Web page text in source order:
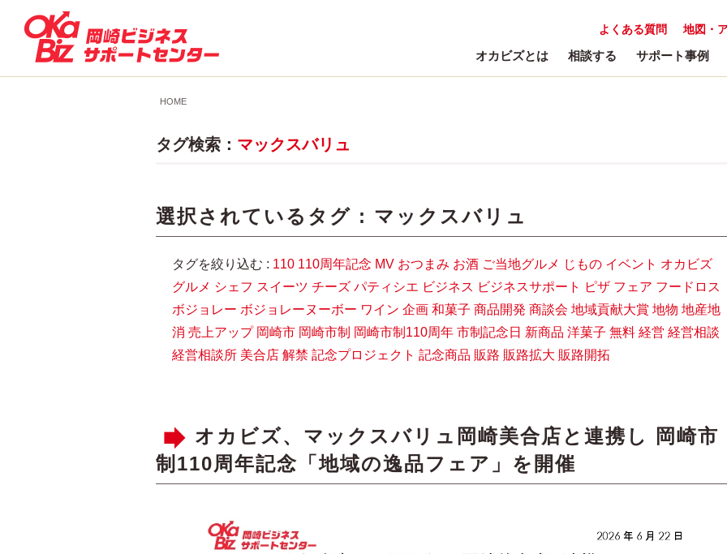
地図・
よくある質問
オカビズとは 相談する サポート事例
HOME
タグ検索： マックスバリュ
選択されているタグ : マックスバリュ
タグを絞り込む : 110 110周年記念 MV おつまみ お酒 ご当地グルメ じもの イベント オカビズ
グルメ シェフ スイーツ チーズ パティシエ ビジネス ビジネスサポート ピザ フェア フードロス
ボジョレー ボジョレーヌーボー ワイン 企画 和菓子 商品開発 商談会 地域貢献大賞 地物 地産地
消 売上アップ 岡崎市 岡崎市制 岡崎市制110周年 市制記念日 新商品 洋菓子 無料 経営 経営相談
経営相談所 美合店 解禁 記念プロジェクト 記念商品 販路 販路拡大 販路開拓
オカビズ、マックスバリュ岡崎美合店と連携し 岡崎市
制110周年記念「地域の逸品フェア」を開催